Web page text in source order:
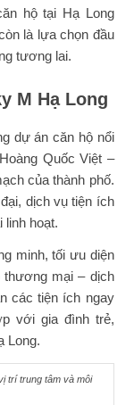
hộ tại Hạ Long
là lựa chọn đầu
tương lai.
M Hạ Long
dự án căn hộ nổi
Quốc Việt –
của thành phố.
dịch vụ tiện ích
linh hoạt.
minh, tối ưu diện
thương mại – dịch
các tiện ích ngay
với gia đình trẻ,
Long.